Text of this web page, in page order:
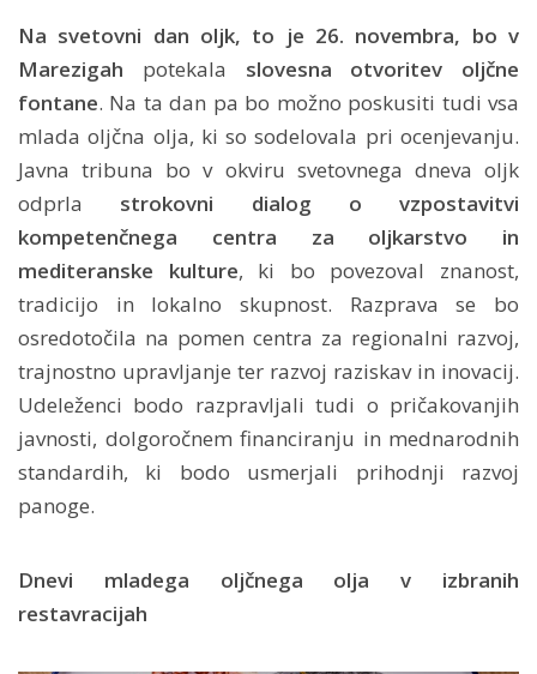
Na svetovni dan oljk, to je 26. novembra, bo v
Marezigah potekala slovesna otvoritev oljčne
fontane. Na ta dan pa bo možno poskusiti tudi vsa
mlada oljčna olja, ki so sodelovala pri ocenjevanju.
Javna tribuna bo v okviru svetovnega dneva oljk
odprla strokovni dialog o vzpostavitvi
kompetenčnega centra za oljkarstvo in
mediteranske kulture, ki bo povezoval znanost,
tradicijo in lokalno skupnost. Razprava se bo
osredotočila na pomen centra za regionalni razvoj,
trajnostno upravljanje ter razvoj raziskav in inovacij.
Udeleženci bodo razpravljali tudi o pričakovanjih
javnosti, dolgoročnem financiranju in mednarodnih
standardih, ki bodo usmerjali prihodnji razvoj
panoge.
Dnevi mladega oljčnega olja v izbranih
restavracijah